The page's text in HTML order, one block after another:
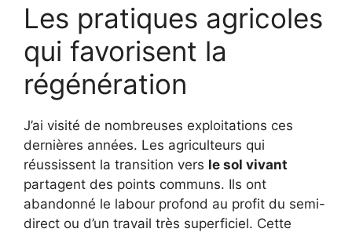
Les pratiques agricoles
qui favorisent la
régénération
J’ai visité de nombreuses exploitations ces
dernières années. Les agriculteurs qui
réussissent la transition vers le sol vivant
partagent des points communs. Ils ont
abandonné le labour profond au profit du semi-
direct ou d’un travail très superficiel. Cette